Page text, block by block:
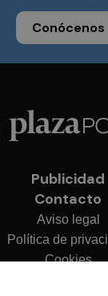
Conócenos
Publicidad
Contacto
Aviso legal
Política de
Cookies